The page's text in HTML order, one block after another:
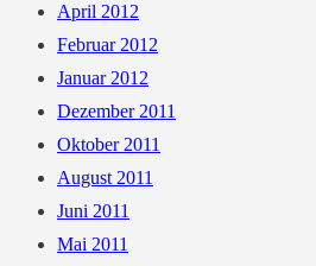
April 2012
Februar 2012
Januar 2012
Dezember 2011
Oktober 2011
August 2011
Juni 2011
Mai 2011